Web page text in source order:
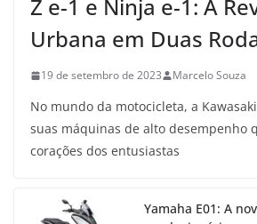
Z e-1 e Ninja e-1: A
Urbana em Duas
19 de setembro de 2023 Marcelo Souza
No mundo da motocicleta, a
suas máquinas de alto desempenho
corações dos entusiastas
Yamaha E01: A